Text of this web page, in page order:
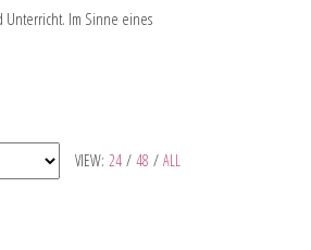
Unterricht. Im Sinne eines
VIEW: 24 / 48 / ALL